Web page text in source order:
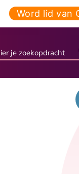
Word lid van